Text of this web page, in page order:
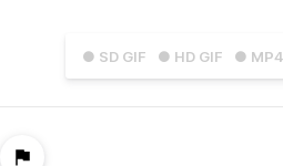
● SD GIF ● HD GIF ● MP4